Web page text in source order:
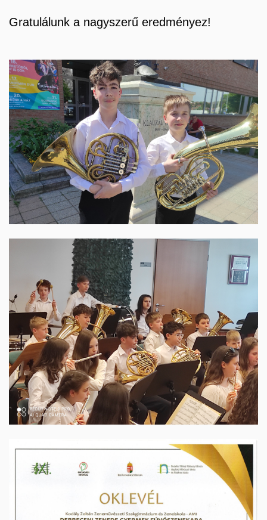
Gratulálunk a nagyszerű eredményez!